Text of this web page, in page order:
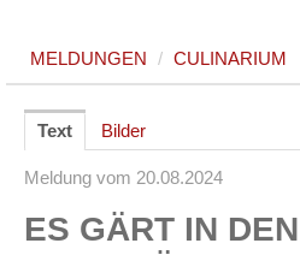
Culinarium
MEDIA
ÜBER UNS
KONTAKT
MELDUNGEN / CULINARIUM
Text Bilder
Meldung vom 20.08.2024
ES GÄRT IN DEN